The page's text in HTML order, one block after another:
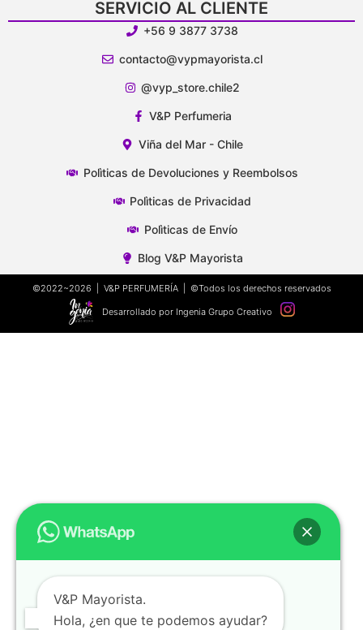
SERVICIO AL CLIENTE
+56 9 3877 3738
contacto@vypmayorista.cl
@vyp_store.chile2
V&P Perfumeria
Viña del Mar - Chile
Polìticas de Devoluciones y Reembolsos
Polìticas de Privacidad
Polìticas de Envío
Blog V&P Mayorista
©2022~2026 | V&P PERFUMERÍA | ©Todos los derechos reservados
Desarrollado por Ingenia Grupo Creativo
V&P Mayorista.
Hola, ¿en que te podemos ayudar?